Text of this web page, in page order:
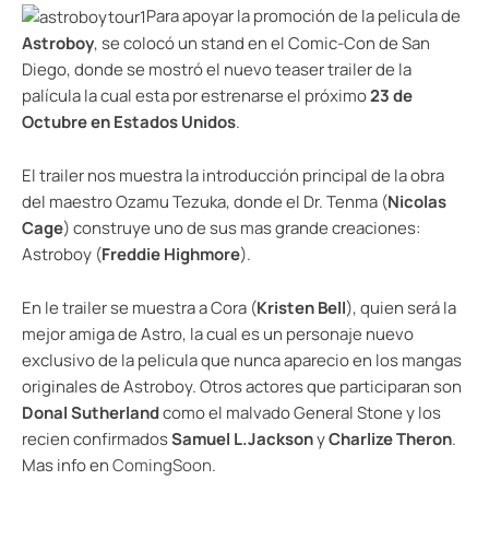
Para apoyar la promoción de la pelicula de
Astroboy, se colocó un stand en el Comic-Con de San
Diego, donde se mostró el nuevo teaser trailer de la
palícula la cual esta por estrenarse el próximo23 de
Octubre en Estados Unidos.
El trailer nos muestra la introducción principal de la obra
del maestro Ozamu Tezuka, donde el Dr. Tenma (Nicolas
Cage) construye uno de sus mas grande creaciones:
Astroboy (Freddie Highmore).
En le trailer se muestra a Cora (Kristen Bell), quien será la
mejor amiga de Astro, la cual es un personaje nuevo
exclusivo de la pelicula que nunca aparecio en los mangas
originales de Astroboy. Otros actores que participaran son
Donal Sutherlandcomo el malvado General Stone y los
recien confirmadosSamuel L.JacksonyCharlize Theron.
Mas info enComingSoon.